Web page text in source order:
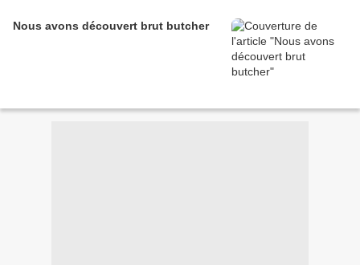
Nous avons découvert brut butcher